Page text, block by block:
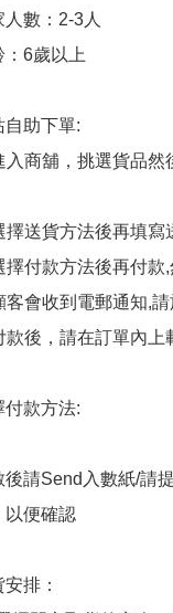
人數：2-3人
：6歲以上
自助下單:
入商舖，挑選貨品
擇送貨方法後再填寫
擇付款方法後再付款
客會收到電郵通知,
款後，請在訂單內上
付款方法:
後請Send入數紙/請
以便確認
排：